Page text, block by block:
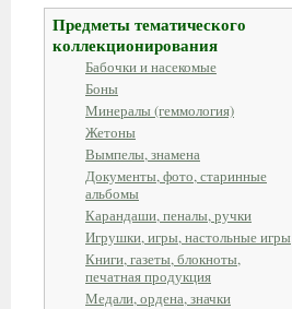
Предметы тематического
коллекционирования
Бабочки и насекомые
Боны
Минералы (геммология)
Жетоны
Вымпелы, знамена
Документы, фото, старинные
альбомы
Карандаши, пеналы, ручки
Игрушки, игры, настольные игры
Книги, газеты, блокноты,
печатная продукция
Медали, ордена, значки